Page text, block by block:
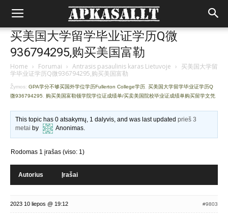
买美国大学留学毕业证学历Q微
936794295,购买美国富勒
Home › Forumai › Antrasis pasaulinis karas Lietuvoje › 买美国大学留
学毕业证学历Q微936794295,购买美国富勒
Žymos: GPA学分不够买国外学位学历Fullerton College学历 买美国大学留学毕业证学历Q
微936794295
购买美国富勒顿学院学位证成绩单/买卖美国院校毕业证成绩单购买留学文凭
This topic has 0 atsakymų, 1 dalyvis, and was last updatedprieš 3
metai by Anonimas.
Rodomas 1 įrašas (viso: 1)
Autorius Įrašai
2023 10 liepos @ 19:12 #9803